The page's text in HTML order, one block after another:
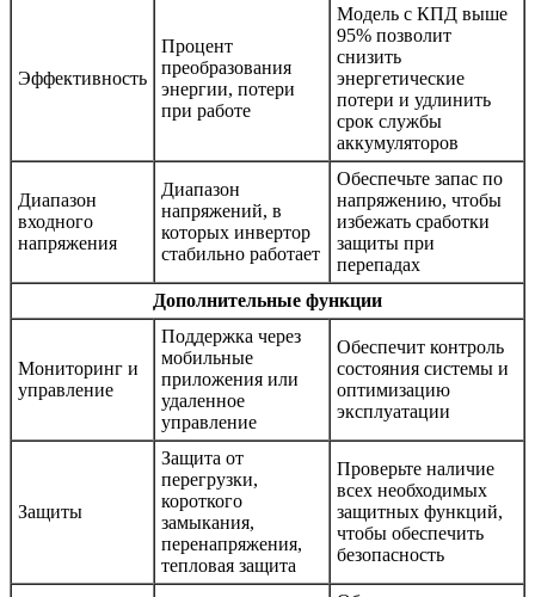
Эффективность
Процент
преобразования
энергии, потери
при работе
Модель с КПД выше
95% позволит
снизить
энергетические
потери и удлинить
срок службы
аккумуляторов
Диапазон
входного
напряжения
Диапазон
напряжений, в
которых инвертор
стабильно работает
Обеспечьте запас по
напряжению, чтобы
избежать сработки
защиты при
перепадах
Дополнительные функции
Мониторинг и
управление
Поддержка через
мобильные
приложения или
удаленное
управление
Обеспечит контроль
состояния системы и
оптимизацию
эксплуатации
Защиты
Защита от
перегрузки,
короткого
замыкания,
перенапряжения,
тепловая защита
Проверьте наличие
всех необходимых
защитных функций,
чтобы обеспечить
безопасность